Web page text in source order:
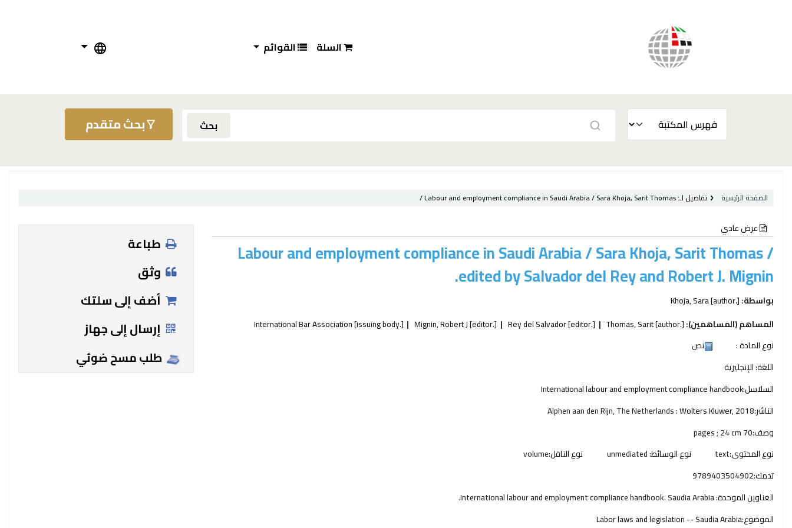
السلة القوائم
بحث بحث متقدم
الصفحة الرئيسية تفاصيل لـ: Labour and employment compliance in Saudi Arabia /Sara Khoja, Sarit Thomas /
عرض عادي
Labour and employment compliance in Saudi Arabia / Sara Khoja, Sarit Thomas /
edited by Salvador del Rey and Robert J. Mignin.
بواسطة: Khoja, Sara[author.]
المساهم (المساهمين):
Thomas, Sarit[author.]
Rey del Salvador[editor.]
Mignin, Robert J[editor.]
International Bar Association[issuing body.]
نوع المادة :
نص
اللغة:الإنجليزية
السلاسل:International labour and employment compliance handbook
الناشر:
Alphen aan den Rijn, The Netherlands :Wolters Kluwer,2018
وصف:70 pages ; 24 cm
نوع المحتوى:text نوع الوسائط:unmediated نوع الناقل:volume
تدمك:9789403504902
العناوين الموحدة:International labour and employment compliance handbook. Saudia Arabia.
الموضوع:Labor laws and legislation -- Saudia Arabia
طباعة
وثق
أضف إلى سلتك
إرسال إلى جهاز
طلب مسح ضوئي